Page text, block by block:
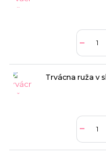
Trvácna ruža v